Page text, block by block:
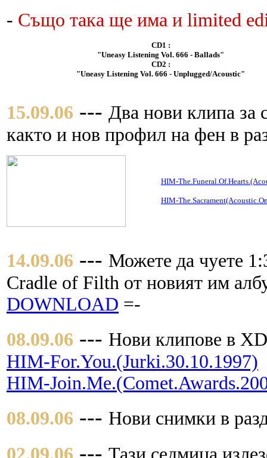
- Също така ще има и limited
CD1 :
"Uneasy Listening Vol. 666 - Ballads"
CD2 :
"Uneasy Listening Vol. 666 - Unplugged/Acoustic"
15.09.06 --- Два нови клипа за
както и нов профил на фен в
HIM-
HIM-
14.09.06 --- Можете да чуете
Cradle of Filth от новият им
DOWNLOAD =-
08.09.06 --- Нови клипове в
HIM-For.You.(Jurki.30.10.1997)
HIM-
08.09.06 --- Нови снимки в
---